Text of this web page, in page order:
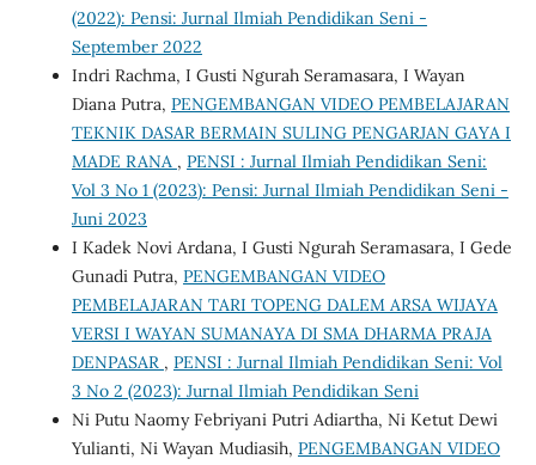
(2022): Pensi: Jurnal Ilmiah Pendidikan Seni -
September 2022
Indri Rachma, I Gusti Ngurah Seramasara, I Wayan
Diana Putra, PENGEMBANGAN VIDEO PEMBELAJARAN
TEKNIK DASAR BERMAIN SULING PENGARJAN GAYA I
MADE RANA , PENSI : Jurnal Ilmiah Pendidikan Seni:
Vol 3 No 1 (2023): Pensi: Jurnal Ilmiah Pendidikan Seni -
Juni 2023
I Kadek Novi Ardana, I Gusti Ngurah Seramasara, I Gede
Gunadi Putra, PENGEMBANGAN VIDEO
PEMBELAJARAN TARI TOPENG DALEM ARSA WIJAYA
VERSI I WAYAN SUMANAYA DI SMA DHARMA PRAJA
DENPASAR , PENSI : Jurnal Ilmiah Pendidikan Seni: Vol
3 No 2 (2023): Jurnal Ilmiah Pendidikan Seni
Ni Putu Naomy Febriyani Putri Adiartha, Ni Ketut Dewi
Yulianti, Ni Wayan Mudiasih, PENGEMBANGAN VIDEO